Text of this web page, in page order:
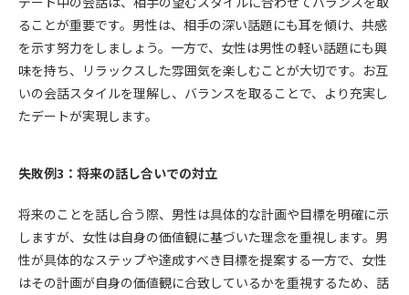
ることが重要です。男性は、相手の深い話題にも耳を傾け、共感
を示す努力をしましょう。一方で、女性は男性の軽い話題にも興
味を持ち、リラックスした雰囲気を楽しむことが大切です。お互
いの会話スタイルを理解し、バランスを取ることで、より充実し
たデートが実現します。
失敗例3：将来の話し合いでの対立
将来のことを話し合う際、男性は具体的な計画や目標を明確に示
しますが、女性は自身の価値観に基づいた理念を重視します。男
性が具体的なステップや達成すべき目標を提案する一方で、女性
はその計画が自身の価値観に合致しているかを重視するため、話